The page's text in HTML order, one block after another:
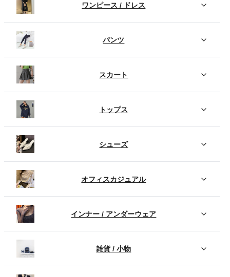
ワンピース / ドレス
パンツ
スカート
トップス
シューズ
オフィスカジュアル
インナー / アンダーウェア
雑貨 / 小物